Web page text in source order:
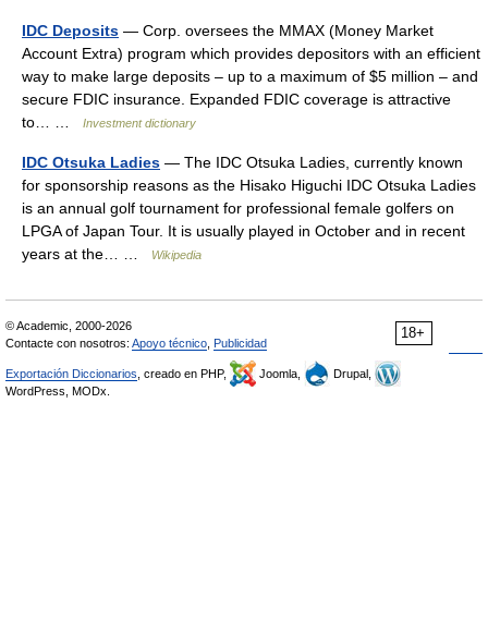
IDC Deposits — Corp. oversees the MMAX (Money Market
Account Extra) program which provides depositors with an efficient
way to make large deposits – up to a maximum of $5 million – and
secure FDIC insurance. Expanded FDIC coverage is attractive
to… …
Investment dictionary
IDC Otsuka Ladies — The IDC Otsuka Ladies, currently known
for sponsorship reasons as the Hisako Higuchi IDC Otsuka Ladies
is an annual golf tournament for professional female golfers on
LPGA of Japan Tour. It is usually played in October and in recent
years at the… …
Wikipedia
18+
© Academic, 2000-2026
Contacte con nosotros: Apoyo técnico Publicidad
Exportación Diccionarios , creado en PHP, Joomla,
Drupal,
WordPress, MODx.